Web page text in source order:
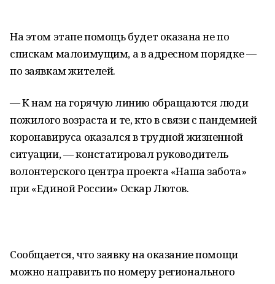
На этом этапе помощь будет оказана не по
спискам малоимущим, а в адресном порядке —
по заявкам жителей.
— К нам на горячую линию обращаются люди
пожилого возраста и те, кто в связи с пандемией
коронавируса оказался в трудной жизненной
ситуации, — констатировал руководитель
волонтерского центра проекта «Наша забота»
при «Единой России» Оскар Лютов.
Сообщается, что заявку на оказание помощи
можно направить по номеру регионального